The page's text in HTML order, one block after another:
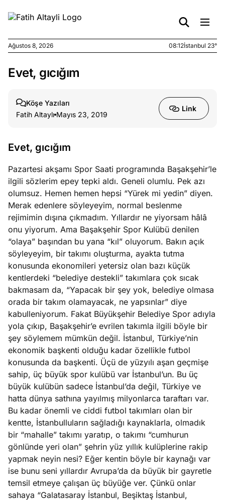
Ağustos
kirli
6, 2026
yasalar
Ağustos
5, 2026
stok
caiz
Köşe
Yazıları
Spor
Yazıları
Yazıları
Ağustos 8, 2026 08:12İstanbul 23°
Evet, gıcığım
Köşe Yazıları
Fatih Altaylı Mayıs 23, 2019
Link
Evet, gıcığım
Pazartesi akşamı Spor Saati programında Başakşehir’le
ilgili sözlerim epey tepki aldı. Geneli olumlu. Pek azı
olumsuz. Hemen hemen hepsi “Yürek mi yedin” diyen.
Merak edenlere söyleyeyim, normal beslenme
rejimimin dışına çıkmadım. Yıllardır ne yiyorsam hâlâ
onu yiyorum. Ama Başakşehir Spor Kulübü denilen
“olaya” başından bu yana “kıl” oluyorum. Bakın açık
söyleyeyim, bir takımı oluşturma, ayakta tutma
konusunda ekonomileri yetersiz olan bazı küçük
kentlerdeki “belediye destekli” takımlara çok sıcak
bakmasam da, “Yapacak bir şey yok, belediye olmasa
orada bir takım olamayacak, ne yapsınlar” diye
kabulleniyorum. Fakat Büyükşehir Belediye Spor adıyla
yola çıkıp, Başakşehir’e evrilen takımla ilgili böyle bir
şey söylemem mümkün değil. İstanbul, Türkiye’nin
ekonomik başkenti olduğu kadar özellikle futbol
konusunda da başkenti. Üçü de yüzyılı aşan geçmişe
sahip, üç büyük spor kulübü var İstanbul’un. Bu üç
büyük kulübün sadece İstanbul’da değil, Türkiye ve
hatta dünya sathına yayılmış milyonlarca taraftarı var.
Bu kadar önemli ve ciddi futbol takımları olan bir
kentte, İstanbulluların sağladığı kaynaklarla, olmadık
bir “mahalle” takımı yaratıp, o takımı “cumhurun
gönlünde yeri olan” şehrin yüz yıllık kulüplerine rakip
yapmak neyin nesi? Eğer kentin böyle bir kaynağı var
ise bunu seni yıllardır Avrupa’da da büyük bir gayretle
temsil etmeye çalışan üç büyüğe ver. Çünkü onlar
sahaya “Galatasaray İstanbul, Beşiktaş İstanbul,